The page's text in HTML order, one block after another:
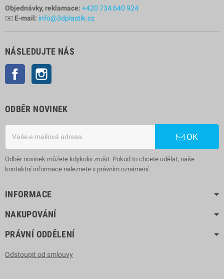
Objednávky, reklamace: +420 734 640 924
✉️ E-mail: info@3dplastik.cz
NÁSLEDUJTE NÁS
Facebook
ODBĚR NOVINEK
OK
Odběr novinek můžete kdykoliv zrušit. Pokud to chcete udělat, naše
kontaktní informace naleznete v právním oznámení.
INFORMACE
NAKUPOVÁNÍ
PRÁVNÍ ODDĚLENÍ
Odstoupit od smlouvy